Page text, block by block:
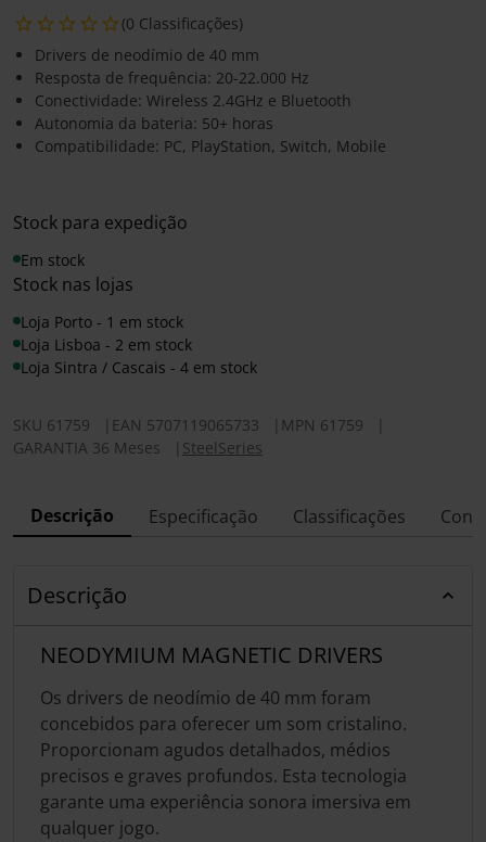
(0 Classificações)
Drivers de neodímio de 40 mm
Resposta de frequência: 20-22.000 Hz
Conectividade: Wireless 2.4GHz e Bluetooth
Autonomia da bateria: 50+ horas
Compatibilidade: PC, PlayStation, Switch, Mobile
Stock para expedição
Em stock
Stock nas lojas
Loja Porto - 1 em stock
Loja Lisboa - 2 em stock
Loja Sintra / Cascais - 4 em stock
SKU 61759 EAN 5707119065733 MPN 61759
GARANTIA 36 Meses
SteelSeries
Descrição Especificação Classificações
Descrição
NEODYMIUM MAGNETIC DRIVERS
Os drivers de neodímio de 40 mm foram
concebidos para oferecer um som cristalino.
Proporcionam agudos detalhados, médios
precisos e graves profundos. Esta tecnologia
garante uma experiência sonora imersiva em
qualquer jogo.